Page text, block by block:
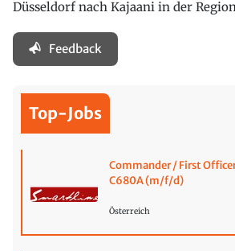
Düsseldorf nach Kajaani in der
Feedback
Top-Jobs
Commander / First
C680A (m/f/d)
Österreich